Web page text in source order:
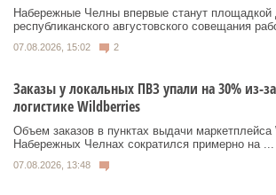
Набережные Челны впервые станут площадкой
республиканского августовского совещания
07.08.2026, 15:02 2
Заказы у локальных ПВЗ упали на 30% из-
логистике Wildberries
Объем заказов в пунктах выдачи маркетплейса
Набережных Челнах сократился примерно на ...
07.08.2026, 13:48